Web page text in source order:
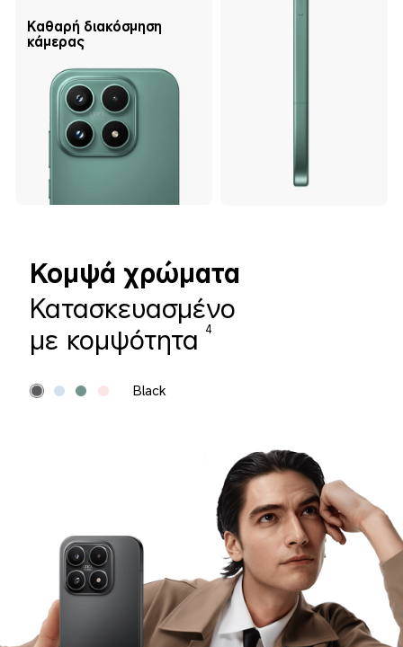
Καθαρή διακόσμηση
κάμερας
Ice Blue
Κομψά χρώματα
Κατασκευασμένο
με κομψότητα
4